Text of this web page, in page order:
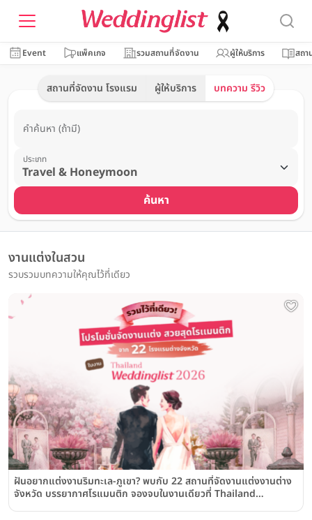
Event แพ็คเกจ รวมสถานที่จัดงาน ผู้ให้บริการ สถา
สถานที่จัดงาน โรงแรม ผู้ให้บริการ บทความ รีวิว
คำค้นหา (ถ้ามี)
ประเภท
ค้นหา
งานแต่งในสวน
รวบรวมบทความให้คุณไว้ที่เดียว
ฝันอยากแต่งงานริมทะเล-ภูเขา? พบกับ 22 สถานที่จัดงานแต่งงานต่าง
จังหวัด บรรยากาศโรแมนติก จองจบในงานเดียวที่ Thailand